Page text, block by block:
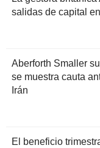
salidas de capital
Aberforth Smaller
se muestra cauta
Irán
El beneficio